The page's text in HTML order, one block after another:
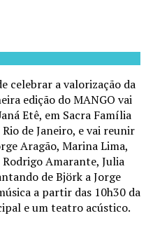
celebrar a valorização da
edição do MANGO vai
Etê, em Sacra Família
de Janeiro, e vai reunir
Aragão, Marina Lima,
Rodrigo Amarante, Julia
de Björk a Jorge
a partir das 10h30 da
e um teatro acústico.